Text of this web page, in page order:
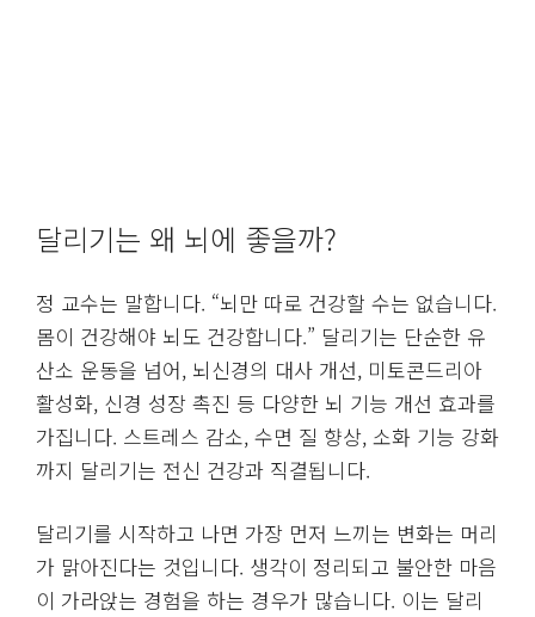
달리기는 왜 뇌에 좋을까?
정 교수는 말합니다. “뇌만 따로 건강할 수는 없습니다.
몸이 건강해야 뇌도 건강합니다.” 달리기는 단순한 유
산소 운동을 넘어, 뇌신경의 대사 개선, 미토콘드리아
활성화, 신경 성장 촉진 등 다양한 뇌 기능 개선 효과를
가집니다. 스트레스 감소, 수면 질 향상, 소화 기능 강화
까지 달리기는 전신 건강과 직결됩니다.
달리기를 시작하고 나면 가장 먼저 느끼는 변화는 머리
가 맑아진다는 것입니다. 생각이 정리되고 불안한 마음
이 가라앉는 경험을 하는 경우가 많습니다. 이는 달리